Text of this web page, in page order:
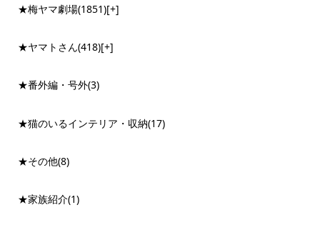
★梅ヤマ劇場(1851)[+]
★ヤマトさん(418)[+]
★番外編・号外(3)
★猫のいるインテリア・収納(17)
★その他(8)
★家族紹介(1)